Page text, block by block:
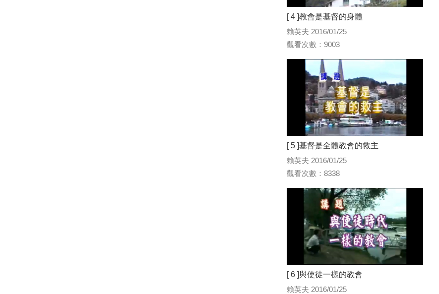
[ 4 ]教會是基督的身體
賴英夫 2016/01/25
觀看次數：9003
[ 5 ]基督是全體教會的救主
賴英夫 2016/01/25
觀看次數：8338
[ 6 ]與使徒一樣的教會
賴英夫 2016/01/25